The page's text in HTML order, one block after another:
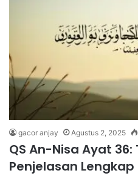
gacor anjay Agustus 2, 2025
QS An-Nisa Ayat
Penjelasan Lengkap